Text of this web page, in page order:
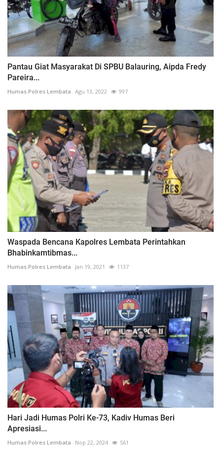
Pantau Giat Masyarakat Di SPBU Balauring, Aipda Fredy
Pareira...
Humas Polres Lembata Agu 13, 2022 997
Waspada Bencana Kapolres Lembata Perintahkan
Bhabinkamtibmas...
Humas Polres Lembata Jan 19, 2021 1137
Hari Jadi Humas Polri Ke-73, Kadiv Humas Beri
Apresiasi...
Humas Polres Lembata Nop 22, 2024 561